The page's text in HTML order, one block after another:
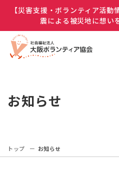
【災害支援・ボランティア活動
震による被災地に想い
お知らせ
トップ お知らせ